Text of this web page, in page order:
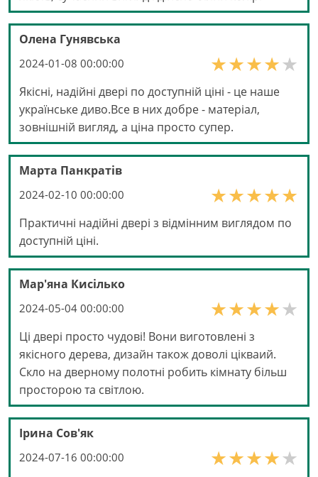
Олена Гунявська
2024-01-08 00:00:00
Якісні, надійні двері по доступній ціні - це наше
українське диво.Все в них добре - матеріал,
зовнішній вигляд, а ціна просто супер.
Марта Панкратів
2024-02-10 00:00:00
Практичні надійні двері з відмінним виглядом по
доступній ціні.
Мар'яна Кисілько
2024-05-04 00:00:00
Ці двері просто чудові! Вони виготовлені з
якісного дерева, дизайн також доволі цікваий.
Скло на дверному полотні робить кімнату більш
просторою та світлою.
Ірина Сов'як
2024-07-16 00:00:00